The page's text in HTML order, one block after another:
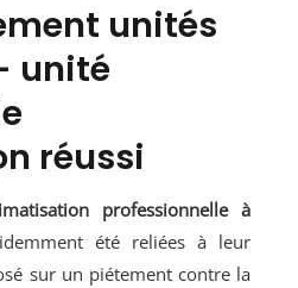
unités
unité
réussi
professionnelle à
été reliées à leur
sur un piétement contre la